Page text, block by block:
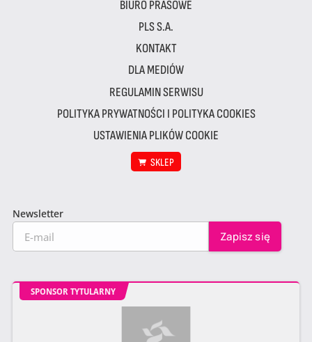
BIURO PRASOWE
PLS S.A.
KONTAKT
DLA MEDIÓW
REGULAMIN SERWISU
POLITYKA PRYWATNOŚCI I POLITYKA COOKIES
USTAWIENIA PLIKÓW COOKIE
SKLEP
Newsletter
SPONSOR TYTULARNY